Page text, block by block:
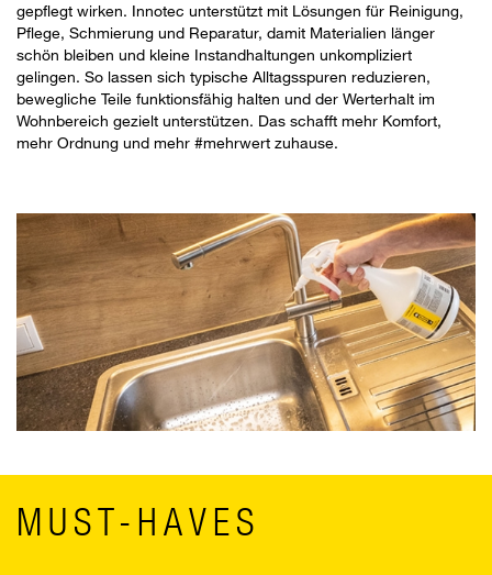
gepflegt wirken. Innotec unterstützt mit Lösungen für Reinigung,
Pflege, Schmierung und Reparatur, damit Materialien länger
schön bleiben und kleine Instandhaltungen unkompliziert
gelingen. So lassen sich typische Alltagsspuren reduzieren,
bewegliche Teile funktionsfähig halten und der Werterhalt im
Wohnbereich gezielt unterstützen. Das schafft mehr Komfort,
mehr Ordnung und mehr #mehrwert zuhause.
MUST-HAVES